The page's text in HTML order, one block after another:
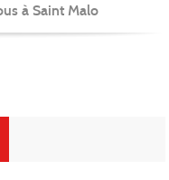
à Saint Malo